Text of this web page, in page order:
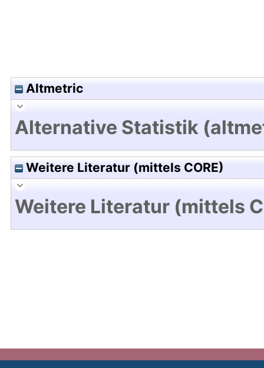
Altmetric
Alternative Statistik
Weitere Literatur (mittels CORE)
Weitere Literatur (mittels